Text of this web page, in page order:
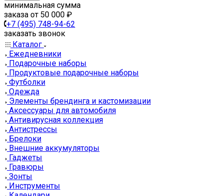
минимальная сумма
заказа от 50 000 ₽
+7 (495) 748-94-62
заказать звонок
Каталог
Ежедневники
Подарочные наборы
Продуктовые подарочные наборы
Футболки
Одежда
Элементы брендинга и кастомизации
Аксессуары для автомобиля
Антивирусная коллекция
Антистрессы
Брелоки
Внешние аккумуляторы
Гаджеты
Гравюры
Зонты
Инструменты